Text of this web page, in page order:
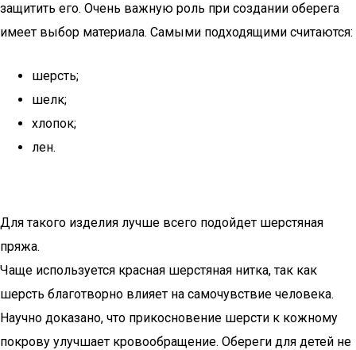
защитить его. Очень важную роль при создании оберега
имеет выбор материала. Самыми подходящими считаются:
шерсть;
шелк;
хлопок;
лен.
Для такого изделия лучше всего подойдет шерстяная
пряжа.
Чаще используется красная шерстяная нитка, так как
шерсть благотворно влияет на самочувствие человека.
Научно доказано, что прикосновение шерсти к кожному
покрову улучшает кровообращение. Обереги для детей не